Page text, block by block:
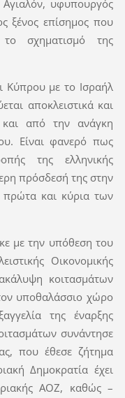
υφυπουργός
ξένος επίσημος που
σχηματισμό της
Κύπρου με το Ισραήλ
αποκλειστικά και
από την ανάγκη
Είναι φανερό πως
της ελληνικής
πρόσδεσή της στην
πρώτα και κύρια των
με την υπόθεση του
Οικονομικής
κοιτασμάτων
υποθαλάσσιο χώρο
της έναρξης
συνάντησε
που έθεσε ζήτημα
Δημοκρατία έχει
ΑΟΖ, καθώς –